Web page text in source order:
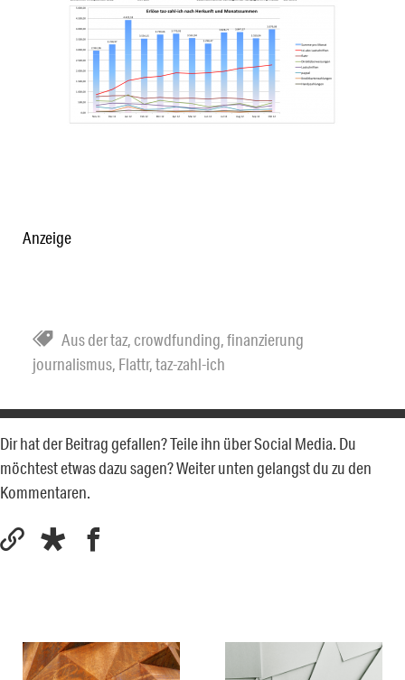
Anzeige
Aus der taz, crowdfunding,finanzierung
journalismus, Flattr,taz-zahl-ich
Dir hat der Beitrag gefallen? Teile ihn über Social Media. Du
möchtest etwas dazu sagen? Weiter unten gelangst du zu den
Kommentaren.